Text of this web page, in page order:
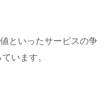
といったサービスの争
います。